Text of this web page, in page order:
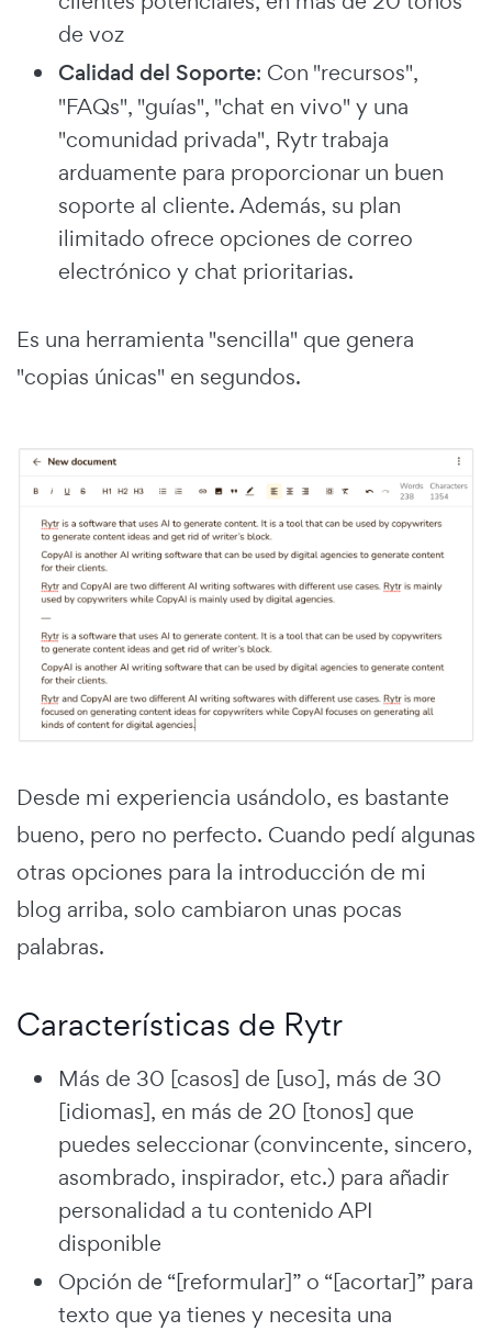
de voz
Calidad del Soporte: Con "recursos",
"FAQs", "guías", "chat en vivo" y una
"comunidad privada", Rytr trabaja
arduamente para proporcionar un buen
soporte al cliente. Además, su plan
ilimitado ofrece opciones de correo
electrónico y chat prioritarias.
Es una herramienta "sencilla" que genera
"copias únicas" en segundos.
Desde mi experiencia usándolo, es bastante
bueno, pero no perfecto. Cuando pedí algunas
otras opciones para la introducción de mi
blog arriba, solo cambiaron unas pocas
palabras.
Características de Rytr
Más de 30 [casos] de [uso], más de 30
[idiomas], en más de 20 [tonos] que
puedes seleccionar (convincente, sincero,
asombrado, inspirador, etc.) para añadir
personalidad a tu contenido API
disponible
Opción de “[reformular]” o “[acortar]” para
texto que ya tienes y necesita una